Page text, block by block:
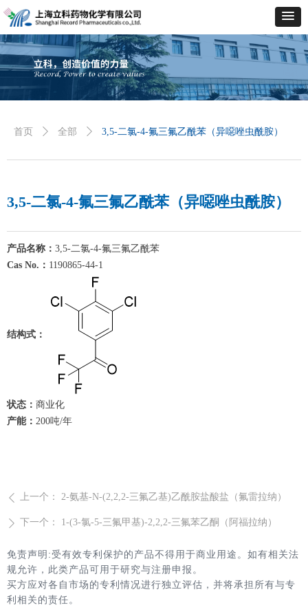
首页 ꄲ 全部 ꄲ 3,5-二氯-4-氟三氟乙酰苯（异噁唑虫酰胺）
3,5-二氯-4-氟三氟乙酰苯（异噁唑虫酰胺）
ꄴ 上一个： 2-氨基-N-(2,2,2-三氟乙基)乙酰胺盐酸盐（氟雷拉纳）
ꄲ 下一个： 1-(3-氯-5-三氟甲基)-2,2,2-三氟苯乙酮（阿福拉纳）
产品名称： 3,5-二氯-4-氟三氟乙酰苯
Cas No.： 1190865-44-1
结构式：
状态： 商业化
产能： 200吨/年
免责声明:受有效专利保护的产品不得用于商业用途。如有相关法
规允许，此类产品可用于研究与注册申报。
买方应对各自市场的专利情况进行独立评估，并将承担所有与专
利相关的责任。